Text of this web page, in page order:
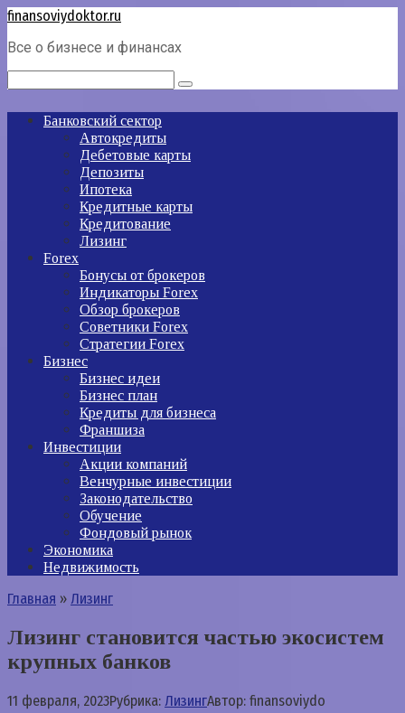
Перейти
контенту
finansoviydoktor.ru
Все о бизнесе и финансах
Банковский сектор
Автокредиты
Дебетовые карты
Депозиты
Ипотека
Кредитные карты
Кредитование
Лизинг
Forex
Бонусы от брокеров
Индикаторы Forex
Обзор брокеров
Советники Forex
Стратегии Forex
Бизнес
Бизнес идеи
Бизнес план
Кредиты для бизнеса
Франшиза
Инвестиции
Акции компаний
Венчурные инвестиции
Законодательство
Обучение
Фондовый рынок
Экономика
Недвижимость
Главная » Лизинг
Лизинг становится частью экосистем
крупных банков
11 февраля, 2023Рубрика: ЛизингАвтор: finansoviydo